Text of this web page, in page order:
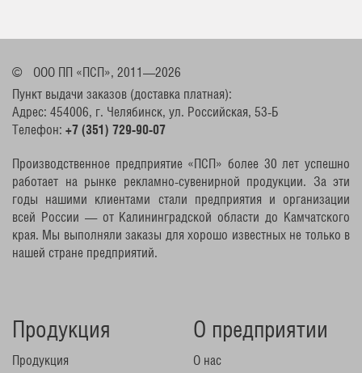
©
ООО ПП «ПСП», 2011—2026
Пункт выдачи заказов (доставка платная):
Адрес: 454006, г. Челябинск, ул. Российская, 53-Б
Телефон: +7 (351) 729-90-07
Производственное предприятие «ПСП» более 30 лет успешно
работает на рынке рекламно-сувенирной продукции. За эти
годы нашими клиентами стали предприятия и организации
всей России — от Калининградской области до Камчатского
края. Мы выполняли заказы для хорошо известных не только в
нашей стране предприятий.
Продукция
Продукция
О предприятии
О нас